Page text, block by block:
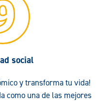
social
y transforma tu vida!
como una de las mejores